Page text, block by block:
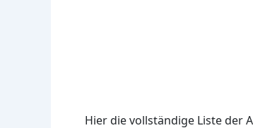
Hier die vollständige Liste der